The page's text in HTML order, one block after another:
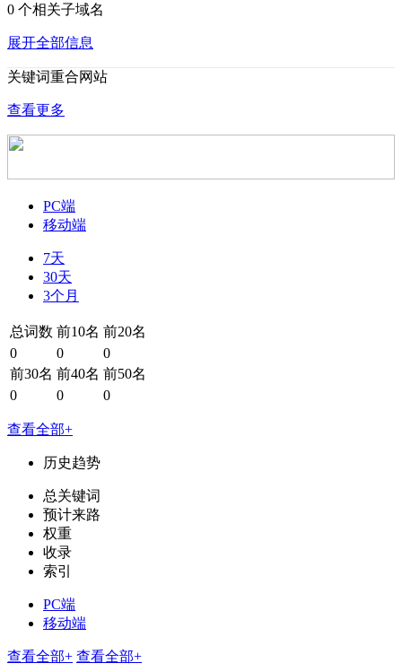
0 个相关子域名
展开全部信息
关键词重合网站
查看更多
PC端
移动端
7天
30天
3个月
总词数 前10名 前20名
0
0
0
前30名 前40名 前50名
0
0 0
查看全部+
历史趋势
总关键词
预计来路
权重
收录
索引
PC端
移动端
查看全部+ 查看全部+